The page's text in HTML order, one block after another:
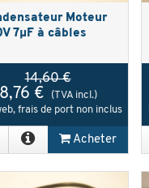
Moteur
7µF à câbles
14,60 €
8,76 €
(TVA incl.)
frais de port non inclus
Acheter